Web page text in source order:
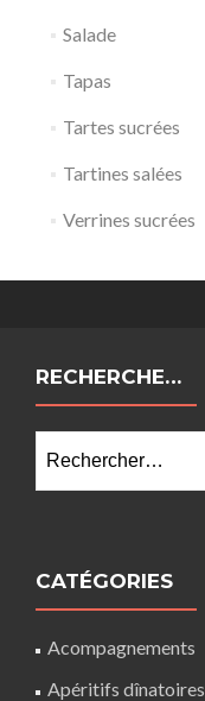
Salade
Tapas
Tartes sucrées
Tartines salées
Verrines sucrées
RECHERCHE…
CATÉGORIES
Acompagnements
Apéritifs dînatoires